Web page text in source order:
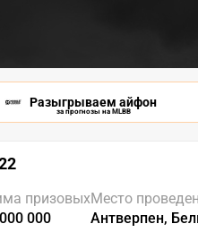
Разыгрываем айфон
за прогнозы на MLBB
призовых
000
Место
Антверпен,